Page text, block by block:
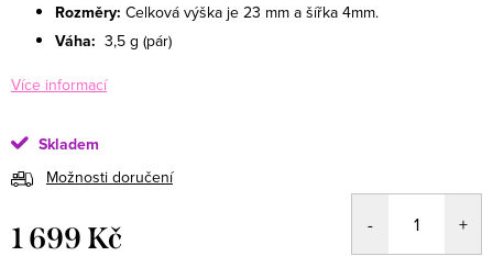
Rozměry: Celková výška je 23 mm a šířka 4mm.
Váha: 3,5 g (pár)
Více informací
Skladem
Možnosti doručení
1 699 Kč